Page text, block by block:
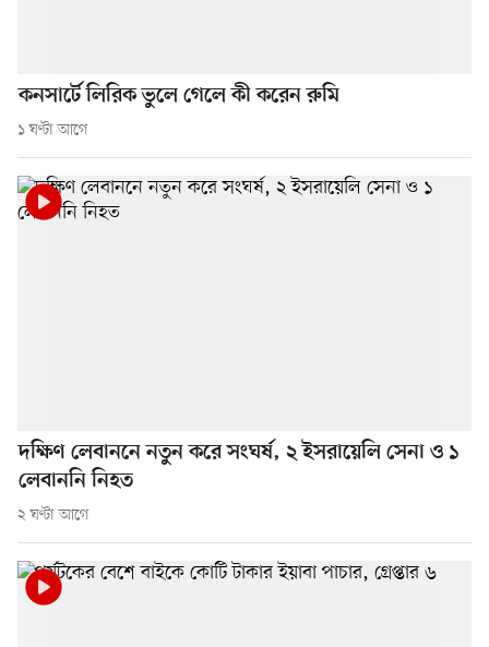
কনসার্টে লিরিক ভুলে গেলে কী করেন রুমি
১ ঘণ্টা আগে
দক্ষিণ লেবাননে নতুন করে সংঘর্ষ, ২ ইসরায়েলি সেনা ও ১
লেবাননি নিহত
২ ঘণ্টা আগে